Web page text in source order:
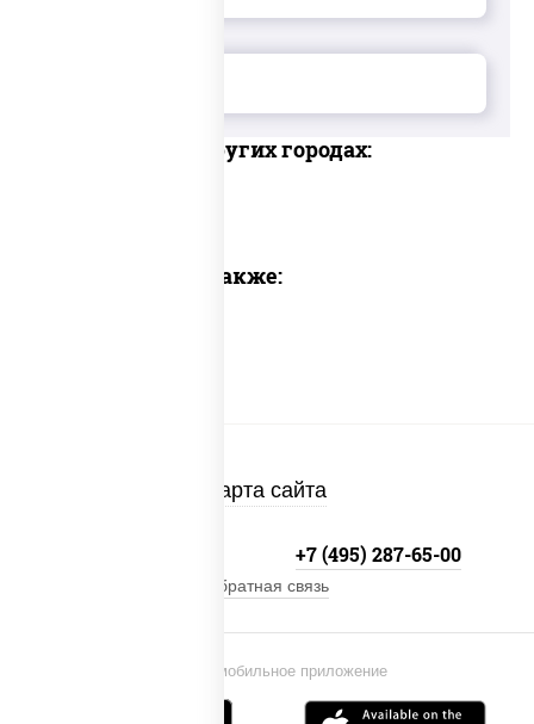
Доставка в других городах:
Предлагаем также:
Карта сайта
Установи мобильное приложение
+7 (495) 287-65-00
Обратная связь